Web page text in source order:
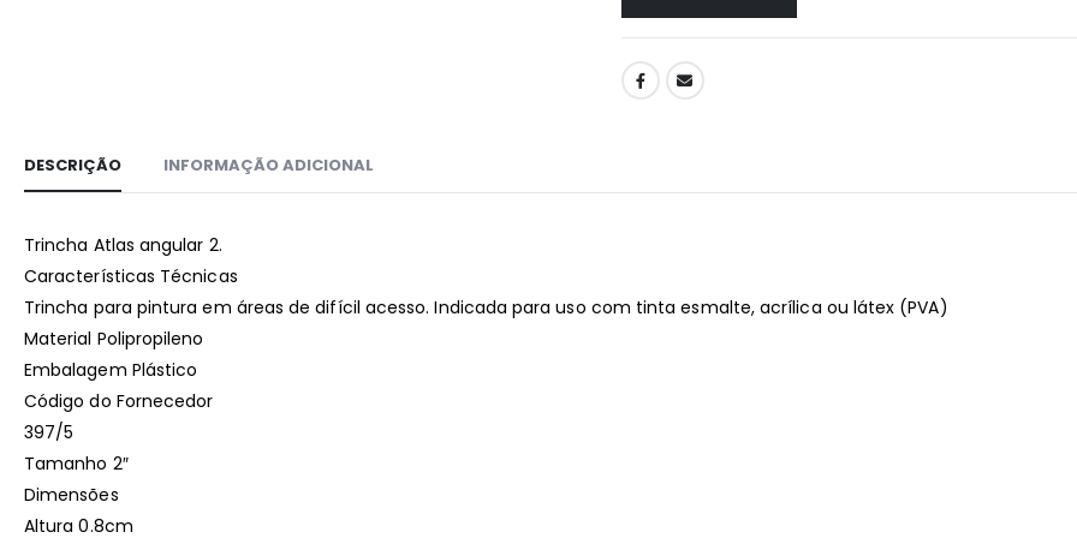
DESCRIÇÃO INFORMAÇÃO ADICIONAL
Trincha Atlas angular 2.
Características Técnicas
Trincha para pintura em áreas de difícil acesso. Indicada para uso com tinta esmalte, acrílica ou látex (PVA)
Material Polipropileno
Embalagem Plástico
Código do Fornecedor
397/5
Tamanho 2″
Dimensões
Altura 0.8cm